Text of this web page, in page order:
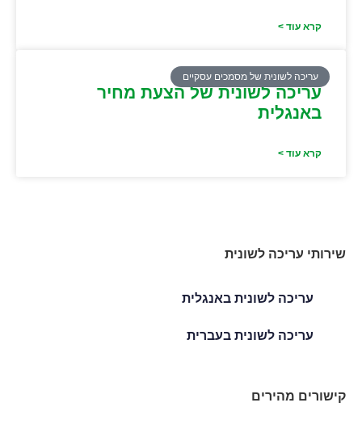
קרא עוד >
עריכה לשונית של מסמכים עסקיים
עריכה לשונית של הצעת מחיר
באנגלית
קרא עוד >
שירותי עריכה לשונית
עריכה לשונית באנגלית
עריכה לשונית בעברית
קישורים מהירים